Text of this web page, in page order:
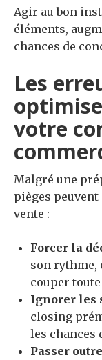
Agir au bon
éléments,
chances de
Les
votre
Malgré une
pièges
vente :
Forcer la
son rythme,
couper
Ignorer les
closing
les chances
Passer